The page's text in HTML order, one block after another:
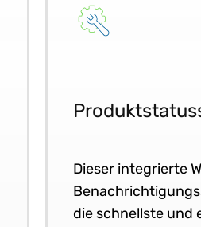
Dieser integrierte
die schnellste und